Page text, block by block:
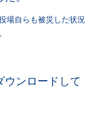
場自らも被災した状況
ウンロードして